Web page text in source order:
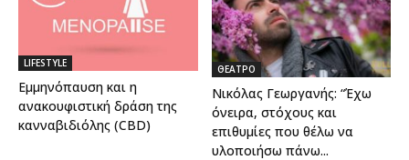
LIFESTYLE
Εμμηνόπαυση και η
ανακουφιστική δράση της
κανναβιδιόλης (CBD)
ΘΕΑΤΡΟ
Νικόλας Γεωργανής: “Έχω
όνειρα, στόχους και
επιθυμίες που θέλω να
υλοποιήσω πάνω...